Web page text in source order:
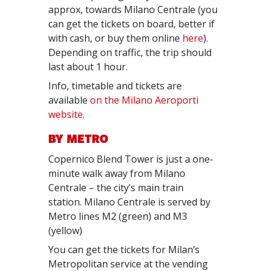
approx, towards Milano Centrale (you
can get the tickets on board, better if
with cash, or buy them online here).
Depending on traffic, the trip should
last about 1 hour.
Info, timetable and tickets are
availableon the Milano Aeroporti
website.
BY METRO
Copernico Blend Tower is just a one-
minute walk away from Milano
Centrale – the city’s main train
station. Milano Centrale is served by
Metro lines M2 (green) and M3
(yellow)
You can get the tickets for Milan’s
Metropolitan service at the vending